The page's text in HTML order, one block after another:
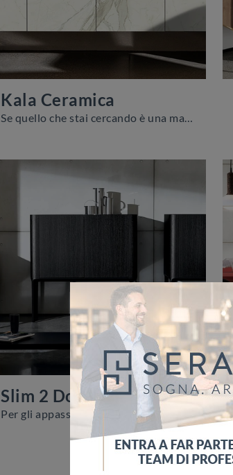
Kala Ceramica
Slim 2 Doors
Per gli appassionati nel settore dell'arredo questo modello di mobile soggiorno dalle linee moderne garatisce la qualità del rinomato brand: ...